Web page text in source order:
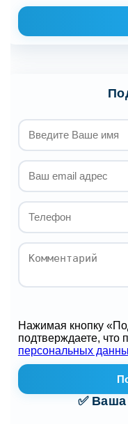
Нажимая кнопку
подтверждаете, что
персональных данных.
✅ Ваша